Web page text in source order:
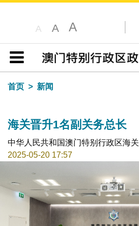
A A A
目录
首页
新闻
海关晋升1名副关务总长
中华人民共和国澳门特别行政区海关
2025-05-20 17:57